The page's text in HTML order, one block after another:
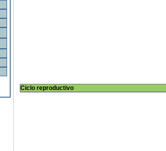
Ciclo reproductivo